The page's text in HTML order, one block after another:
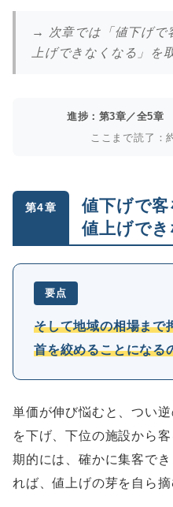
→ 次章では「値下げで
上げできなくなる」を
進捗：第3章／全5
ここまで読了：
第4章
値下げで
値上げで
要点
そして地域の相場まで
首を絞めることになる
単価が伸び悩むと、つい
を下げ、下位の施設から
期的には、確かに集客で
れば、値上げの芽を自ら